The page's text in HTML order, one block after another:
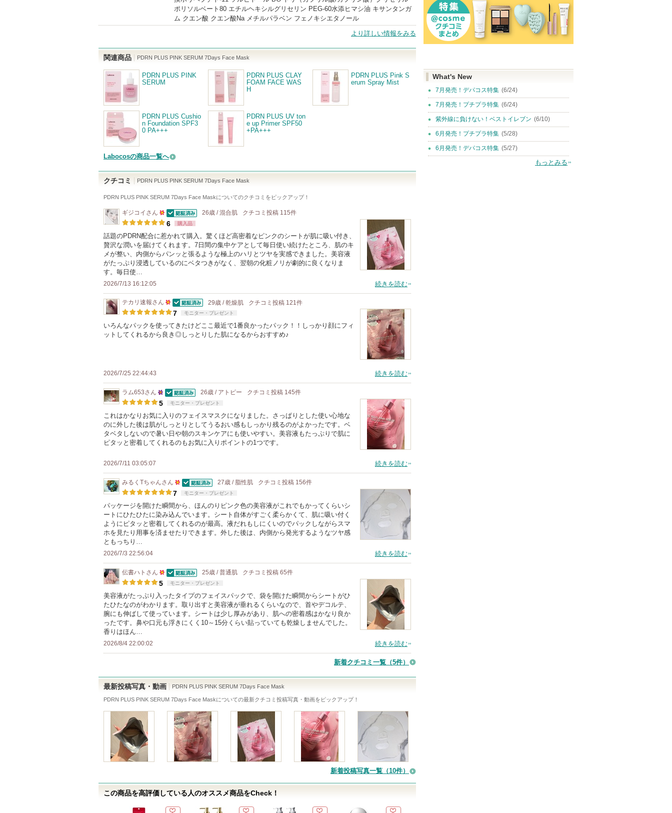
ポリソルベート80 エチルヘキシルグリセリン PEG-60水添ヒマシ油 キサンタンガ
ム クエン酸 クエン酸Na メチルパラベン フェノキシエタノール
より詳しい情報をみる
関連商品 PDRN PLUS PINK SERUM 7Days Face Mask
PDRN PLUS PINK
SERUM
PDRN PLUS CLAY
FOAM FACE WAS
H
PDRN PLUS Pink S
erum Spray Mist
PDRN PLUS Cushio
n Foundation SPF3
0 PA+++
PDRN PLUS UV ton
e up Primer SPF50
+PA+++
Labocosの商品一覧へ
クチコミ PDRN PLUS PINK SERUM 7Days Face Mask
PDRN PLUS PINK SERUM 7Days Face Maskについてのクチコミをピックアップ！
ギジコイ さん
50
人
以
上
ン
バ
ー
に
り
登
録
さ
れ
ま
す
認証済
26歳 / 混合肌 クチコミ投稿 115件
6 購入品
話題のPDRN配合に惹かれて購入。驚くほど高密着なピンクのシートが肌に吸い付き、
贅沢な潤いを届けてくれます。7日間の集中ケアとして毎日使い続けたところ、肌のキ
メが整い、内側からパンッと張るような極上のハリとツヤを実感できました。美容液
がたっぷり浸透しているのにベタつきがなく、翌朝の化粧ノリが劇的に良くなりま
す。毎日使…
2026/7/13 16:12:05 続きを読む
テカリ速報さん
50
人
以
ン
バ
に
お
気
り
登
録
さ
れ
ま
す
認証済
29歳 / 乾燥肌 クチコミ投稿 121 件
7 モニター・プレゼント
いろんなパックを使ってきたけどここ最近で1番良かったパック！！しっかり顔にフィ
ットしてくれるから良き◎しっとりした肌になるからおすすめ♪
2026/7/25 22:44:43 続きを読む
ラム653さん
25
人
以
上
ン
バ
ー
に
お
気
り
登
録
さ
れ
ま
認証済
26歳 / アトピー クチコミ投稿 145件
5 モニター・プレゼント
これはかなりお気に入りのフェイスマスクになりました。さっぱりとした使い心地な
のに外した後は肌がしっとりとしてうるおい感もしっかり残るのがよかったです。ベ
タベタしないので暑い日や朝のスキンケアにも使いやすい。美容液もたっぷりで肌に
ピタッと密着してくれるのもお気に入りポイントの1つです。
2026/7/11 03:05:07 続きを読む
みるくTちゃんさん
50
人
以
上
ン
バ
ー
に
お
気
録
て
い
ま
す
認証済
27歳 / 脂性肌 クチコミ投稿 156件
7 モニター・プレゼント
パッケージを開けた瞬間から、ほんのりピンク色の美容液がこれでもかってくらいシ
ートにひたひたに染み込んでいます。シート自体がすごく柔らかくて、肌に吸い付く
ようにピタッと密着してくれるのが最高。液だれもしにくいのでパックしながらスマ
ホを見たり用事を済ませたりできます。外した後は、内側から発光するようなツヤ感
ともっちり…
2026/7/3 22:56:04 続きを読む
伝書ハト さん
50
以
上
ン
ー
に
お
さ
れ
認証済
25歳 / 普通肌 クチコミ投稿 65件
5 モニター・プレゼント
美容液がたっぷり入ったタイプのフェイスパックで、袋を開けた瞬間からシートがひ
たひたなのがわかります。取り出すと美容液が垂れるくらいなので、首やデコルテ、
腕にも伸ばして使っています。シートは少し厚みがあり、肌への密着感はかなり良か
ったです。鼻や口元も浮きにくく10～15分くらい貼っていても乾燥しませんでした。
香りはほん…
2026/8/4 22:00:02 続きを読む
新着クチコミ一覧 （5件）
最新投稿写真・動画 PDRN PLUS PINK SERUM 7Days Face Mask
PDRN PLUS PINK SERUM 7Days Face Maskについての最新クチコミ投稿写真・動画をピックアップ！
新着投稿写真一覧（10件）
この商品を高評価している人のオススメ商品をCheck！
What's New
7月発売！デパコス特集 (6/24)
7月発売！プチプラ特集 (6/24)
紫外線に負けない！ベストイレブン (6/10)
6月発売！プチプラ特集 (5/28)
6月発売！デパコス特集 (5/27)
もっとみる